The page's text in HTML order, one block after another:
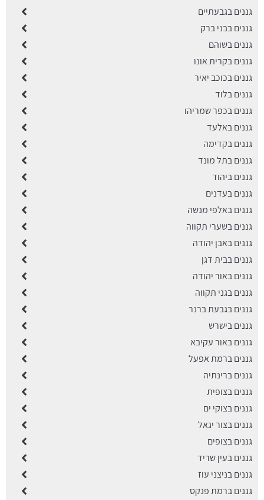
גננים בגבעתיים
גננים בבני ברק
גננים בשוהם
גננים בקרית אונו
גננים בכוכב יאיר
גננים בלוד
גננים בכפר שמריהו
גננים באלעד
גננים בקדימה
גננים בתל מונד
גננים ביהוד
גננים בעדנים
גננים באלפי מנשה
גננים בשערי תקווה
גננים באבן יהודה
גננים בבית דגן
גננים באור יהודה
גננים בגני תקווה
גננים בגבעת ברנר
גננים בישרש
גננים באור עקיבא
גננים ברמת אפעל
גננים ברינתיה
גננים בצופית
גננים בצוקי ים
גננים בצור יגאל
גננים בצופים
גננים בעין שריד
גננים בניצני עוז
גננים ברמת פנקס